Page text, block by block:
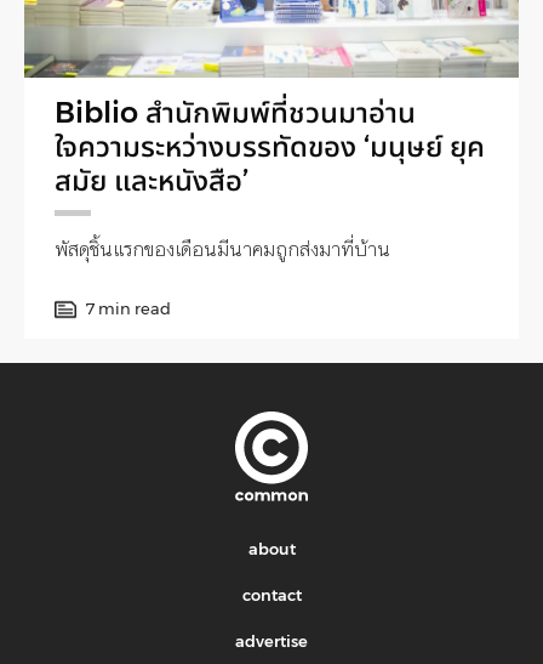
Biblio สำนักพิมพ์ที่ชวนมาอ่าน
ใจความระหว่างบรรทัดของ ‘มนุษย์ ยุค
สมัย และหนังสือ’
พัสดุชิ้นแรกของเดือนมีนาคมถูกส่งมาที่บ้าน
7 min read
about
contact
advertise